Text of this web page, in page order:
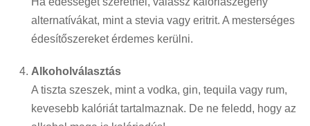
alternatívákat, mint a stevia vagy eritrit. A mesterséges
édesítőszereket érdemes kerülni.
Alkoholválasztás
A tiszta szeszek, mint a vodka, gin, tequila vagy rum,
kevesebb kalóriát tartalmaznak. De ne feledd, hogy az